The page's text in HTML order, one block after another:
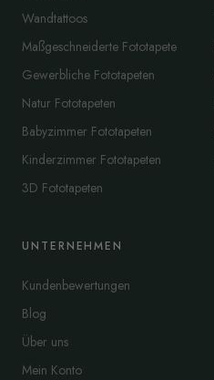
Wandtattoos
Maßgeschneiderte Fototapete
Gewerbliche Fototapeten
Natur Fototapeten
Babyzimmer Fototapeten
Kinderzimmer Fototapeten
3D Fototapeten
UNTERNEHMEN
Kundenbewertungen
Blog
Über uns
Mein Konto